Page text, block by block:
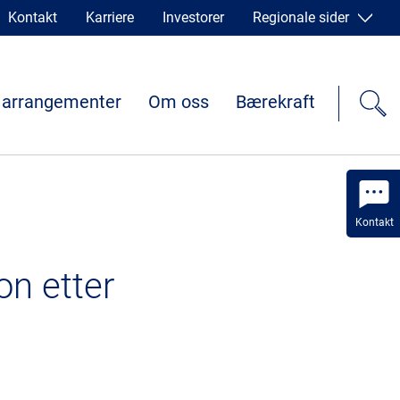
Kontakt
Kontakt Karriere Investorer Regionale sider
Om oss Bærekraft
etter